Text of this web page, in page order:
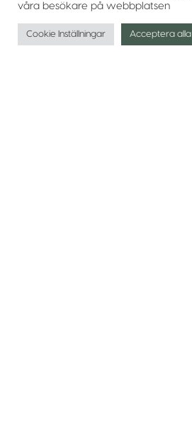
våra besökare på webbplatsen
Cookie Inställningar Acceptera alla